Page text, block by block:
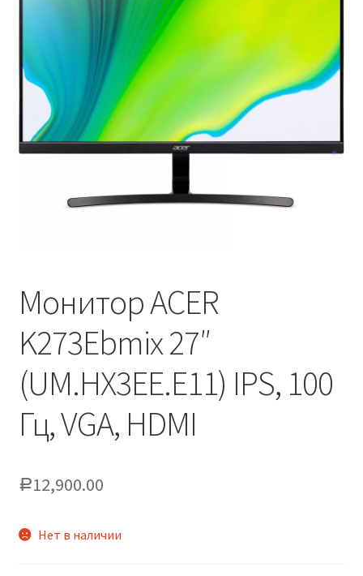
Оплата и доставка
Оформление заказа
Монитор ACER
K273Ebmix 27″
(UM.HX3EE.E11) IPS, 100
Гц, VGA, HDMI
Р12,900.00
Нет в наличии